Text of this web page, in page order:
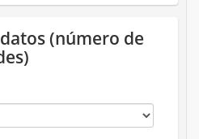
(número de